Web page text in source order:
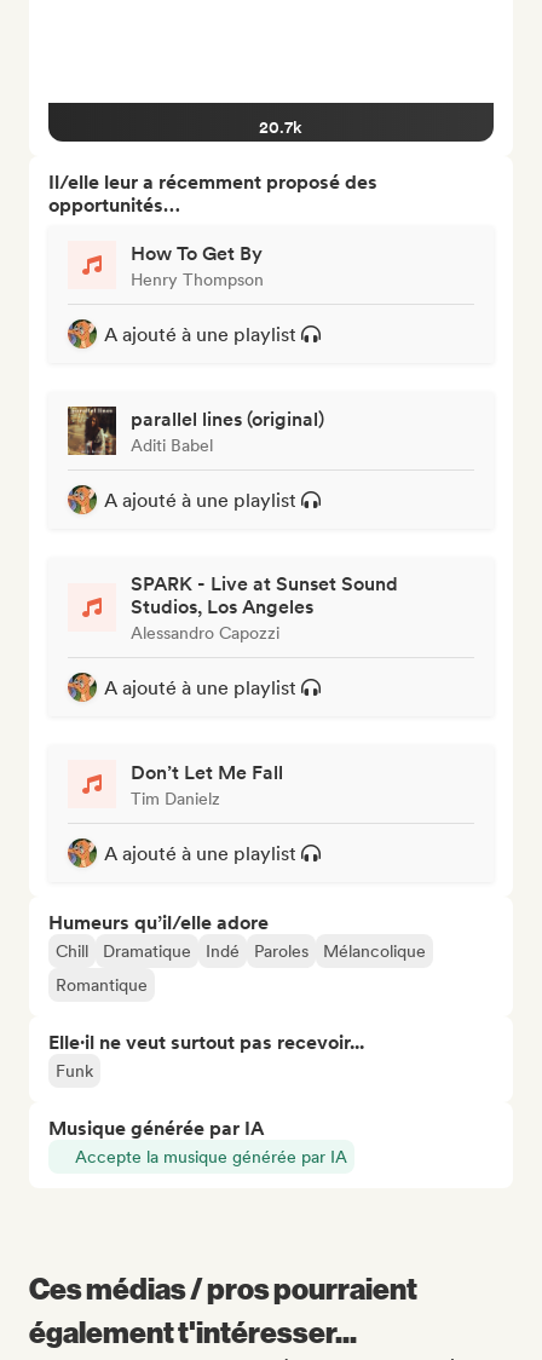
20.7k
Il/elle leur a récemment proposé des
opportunités…
How To Get By
Henry Thompson
A ajouté à une playlist
parallel lines (original)
Aditi Babel
A ajouté à une playlist
SPARK - Live at Sunset Sound
Studios, Los Angeles
Alessandro Capozzi
A ajouté à une playlist
Don’t Let Me Fall
Tim Danielz
A ajouté à une playlist
Humeurs qu’il/elle adore
Chill Dramatique Indé Paroles
Mélancolique
Romantique
Elle·il ne veut surtout pas recevoir...
Funk
Musique générée par IA
Accepte la musique générée par IA
Ces médias / pros pourraient
également t'intéresser...